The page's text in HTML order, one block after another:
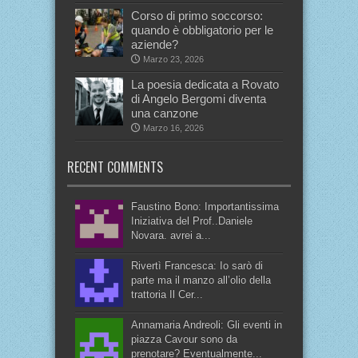
Corso di primo soccorso:
quando è obbligatorio per le
aziende?
Marzo 23, 2026
La poesia dedicata a Rovato
di Angelo Bergomi diventa
una canzone
Marzo 16, 2026
RECENT COMMENTS
Faustino Bono: Importantissima
Iniziativa del Prof..Daniele
Novara. avrei a...
Rivertì Francesca: Io sarò di
parte ma il manzo all’olio della
trattoria Il Cer...
Annamaria Andreoli: Gli eventi in
piazza Cavour sono da
prenotare? Eventualmente...